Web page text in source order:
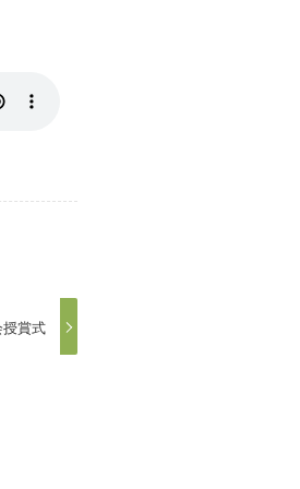
賞式